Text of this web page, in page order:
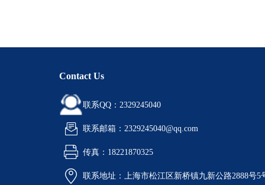
Contact Us
联系QQ：2329245040
联系邮箱：2329245040@qq.com
传真：18221870325
联系地址：上海市松江区新桥镇九新公路2888号5